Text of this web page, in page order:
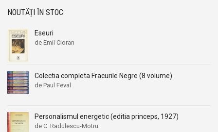
Alexandra Ripley
Alexandre Dumas fiul
Alexandre Koyre
Alexandrian
Alexandru Balaci
Alexandru Busuioceanu
Alexandru Elian
Alexandra Ripley
Alexandre Dumas fiul
Alexandre Koyre
Alexandrian
Alexandru Balaci
Alexandru Busuioceanu
Alexandru Elian
NOUTĂȚI ÎN STOC
Eseuri
de Emil Cioran
Colectia completa Fracurile Negre (8 volume)
de Paul Feval
Personalismul energetic (editia princeps, 1927)
de C. Radulescu-Motru